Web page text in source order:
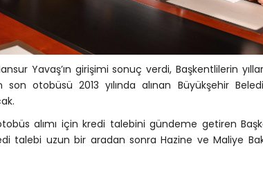
Yavaş’ın girişimi sonuç verdi, Başkentlilerin
otobüsü 2013 yılında alınan Büyükşehir
alımı için kredi talebini gündeme getiren
talebi uzun bir aradan sonra Hazine ve Maliye